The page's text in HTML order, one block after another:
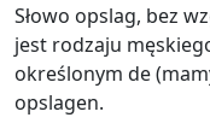
Słowo opslag, bez
jest rodzaju
określonym de
opslagen.